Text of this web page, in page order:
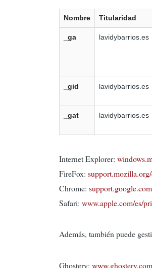
Nombre Titularidad
_ga lavidybarrios.es
_gid lavidybarrios.es
_gat lavidybarrios.es
Internet Explorer:
FireFox:
Chrome:
Safari: www.apple.com/es/
Además, también puede
Ghostery: